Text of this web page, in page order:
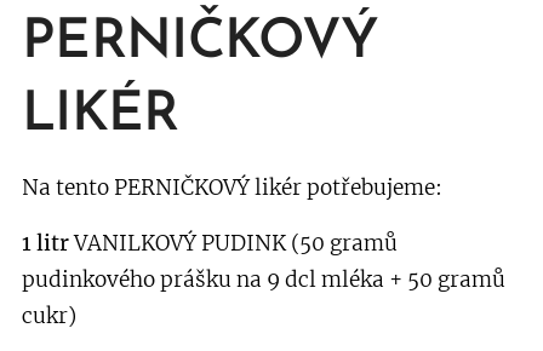
PERNIČKOVÝ
LIKÉR
Na tento PERNIČKOVÝ likér potřebujeme:
1 litrVANILKOVÝ PUDINK (50 gramů
pudinkového prášku na 9 dcl mléka + 50 gramů
cukr)